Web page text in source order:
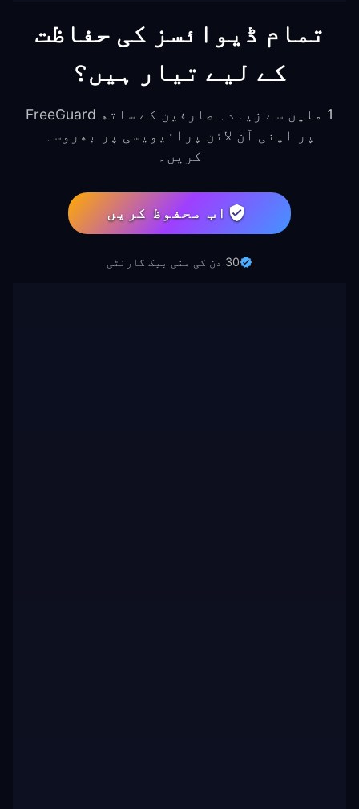
تمام ڈیوائسز کی حفاظت
کے لیے تیار ہیں؟
1 ملین سے زیادہ صارفین کے ساتھ FreeGuard
پر اپنی آن لائن پرائیویسی پر بھروسہ
کریں۔
اب محفوظ کریں
30 دن کی منی بیک گارنٹی